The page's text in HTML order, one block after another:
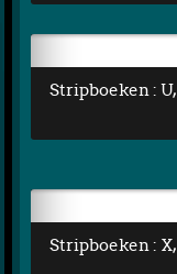
Stripboeken :
Stripboeken : X,